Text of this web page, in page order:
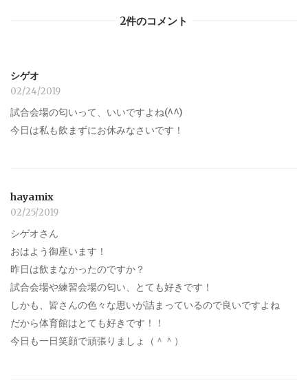
2件のコメント
シゲオ
02/24/2019
試合会場の匂いって、いいですよね(^^)
今日は私も飲まずにお休みなさいです！
hayamix
02/25/2019
シゲオさん
おはよう御座います！
昨日は飲まなかったのですか？
試合会場や練習会場の匂い、とても好きです！
しかも、皆さんの色々な思いが詰まっているので良いですよね
だから体育館はとても好きです！！
今日も一日笑顔で頑張りましょ（＾＾）